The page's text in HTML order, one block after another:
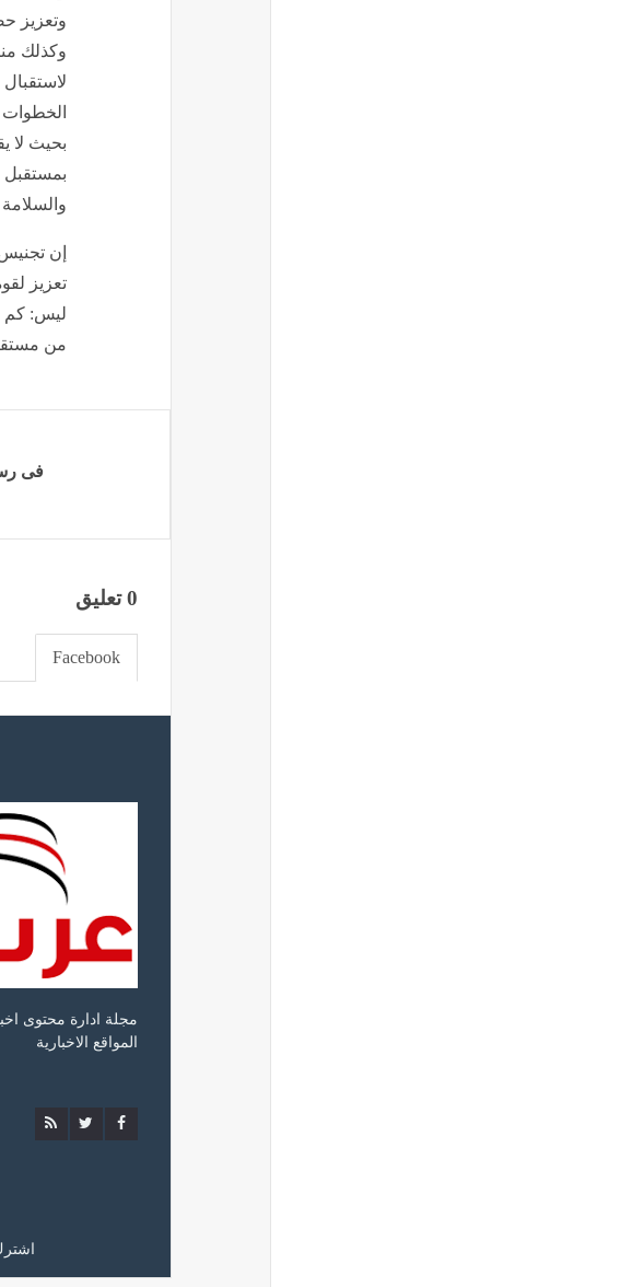
وتعزيز
وكذلك
بحيث لا
بمستقبل
والسلامة
إن
تعزيز
ليس: كم
من
فى
0 تعليق
Facebook
مجلة ادارة محتوى
المواقع الاخبارية